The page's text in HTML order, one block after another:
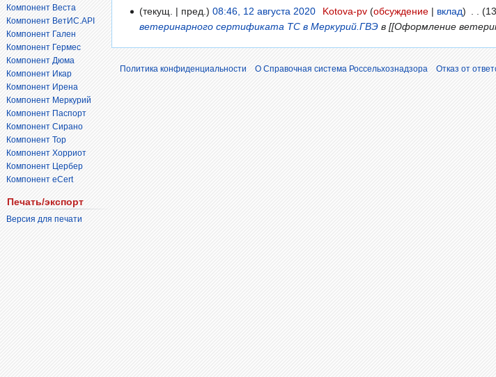
текущ.
пред. 08:46, 12 августа 2020 Kotova-pv обсуждение вклад
ветеринарного сертификата ТС в Меркурий.ГВЭ в [[Оформление
Компонент Веста
Компонент ВетИС.API
Компонент Гален
Компонент Гермес
Компонент Дюма
Компонент Икар
Компонент Ирена
Компонент Меркурий
Компонент Паспорт
Компонент Сирано
Компонент Тор
Компонент Хорриот
Компонент Цербер
Компонент eCert
Печать/экспорт
Версия для печати
Политика конфиденциальности О Справочная система Россельхознадзора Отказ от